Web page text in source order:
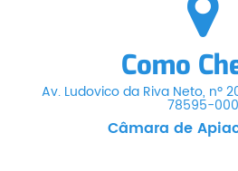
Como
Av. Ludovico da Riva Neto, nº
78595-000
Câmara de